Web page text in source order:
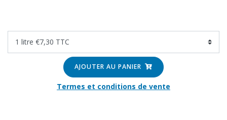
AJOUTER AU PANIER
Termes et conditions de vente